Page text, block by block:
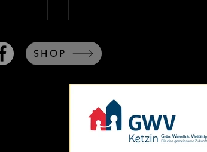
Regeländerungen zur Saison
SHOP